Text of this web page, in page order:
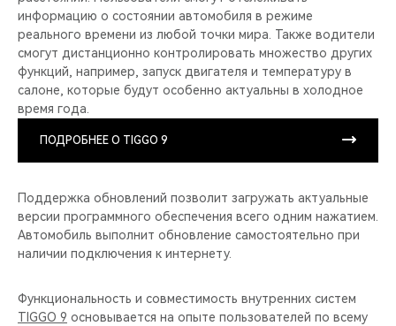
информацию о состоянии автомобиля в режиме
реального времени из любой точки мира. Также водители
смогут дистанционно контролировать множество других
функций, например, запуск двигателя и температуру в
салоне, которые будут особенно актуальны в холодное
время года.
ПОДРОБНЕЕ О TIGGO 9
Поддержка обновлений позволит загружать актуальные
версии программного обеспечения всего одним нажатием.
Автомобиль выполнит обновление самостоятельно при
наличии подключения к интернету.
Функциональность и совместимость внутренних систем
TIGGO 9 основывается на опыте пользователей по всему